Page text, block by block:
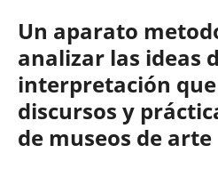
Un aparato
analizar las ideas
interpretación
discursos y
de museos de arte